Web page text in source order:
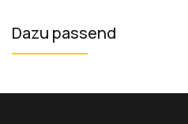
Dazu passend